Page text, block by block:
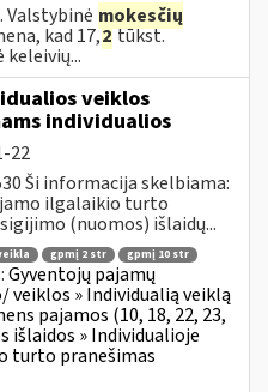
Valstybinė mokesčių
kad 17,2tūkst.
veiklos
individualios
22
Ši informacija skelbiama:
ilgalaikio turto
(nuomos) išlaidų...
gpmį 2 str gpmį 10 str
Gyventojų pajamų
veiklos » Individualią veiklą
pajamos (10, 18, 22, 23,
išlaidos » Individualioje
turto pranešimas